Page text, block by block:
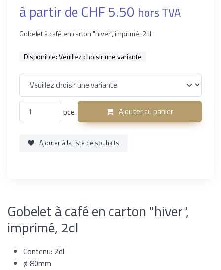
à partir de CHF 5.50 hors TVA
Gobelet à café en carton "hiver", imprimé, 2dl
Disponible:Veuillez choisir une variante
pce. Ajouter au panier
Ajouter à la liste de souhaits
Gobelet à café en carton "hiver",
imprimé, 2dl
Contenu: 2dl
ø 80mm